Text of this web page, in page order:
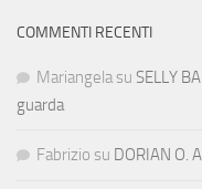
COMMENTI RECENTI
Mariangela su SELLY
guarda
Fabrizio su DORIAN O.